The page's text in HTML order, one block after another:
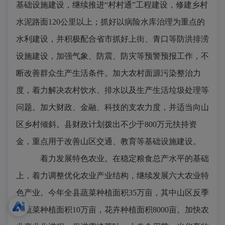
基础设施建设，继续推进“村村通”工程建设，修建乡村
水泥路面120公里以上；抓好以病险水库治理为重点的
水利建设，并积极配合省市抓好上街、青口等防洪排涝
设施建设，加强气象、防震、防灾等预警预报工作，不
断改善群众生产生活条件。加大农村面源污染整治力
度，着力解决农村饮水、排水以及生产生活垃圾处理等
问题。加大财政、金融、科技的支农力度，并适当向山
区乡村倾斜。县财政计划拨出不少于800万元扶持资
金，重点用于改善山区交通、教育等基础设施建设。
着力发展特色农业。 在稳定粮食总产水平的基础
上，着力调整优化农业产业结构，继续发展六大农业特
色产业。今年全县蔬菜种植面积35万亩，其中山区反季
节蔬菜种植面积10万亩，花卉种植面积8000亩。加快农